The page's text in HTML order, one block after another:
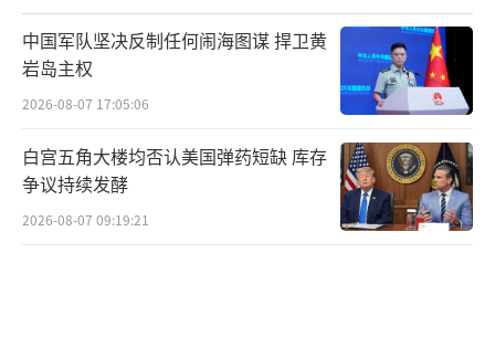
率低下；而核科学家和高级将领的接连遇袭也
暴露出伊朗安全部门的漏洞。一场“未雨绸
缪”的失败，或许正是伊朗统治阶层内部分裂
这场冲突的升级离不开外部势力的“推
手”。美国虽公开否认参与，但其对以色列
中国军队坚决反制任何闹海图谋 捍卫黄
岩岛主权
2026-08-07 17:05:06
白宫五角大楼均否认美国弹药短缺 库存
争议持续发酵
2026-08-07 09:19:21